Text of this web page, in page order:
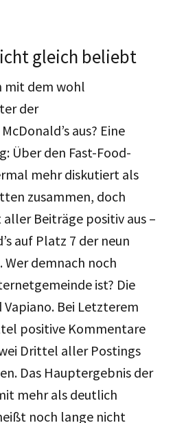
gleich beliebt
mit dem wohl
der
aus? Eine
Über den Fast-Food-
mehr diskutiert als
zusammen, doch
Beiträge positiv aus –
auf Platz 7 der neun
demnach noch
ist? Die
Bei Letzterem
positive Kommentare
Drittel aller Postings
Das Hauptergebnis der
mehr als deutlich
noch lange nicht